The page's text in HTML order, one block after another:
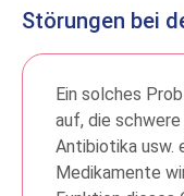
Störungen bei
Ein solches
auf, die
Antibiotika usw.
Medikamente